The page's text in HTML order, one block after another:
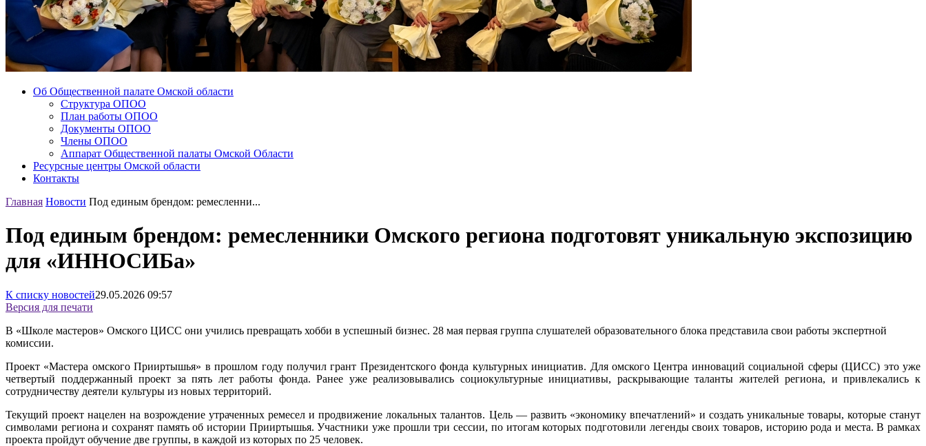
Об Общественной палате Омской области
Структура ОПОО
План работы ОПОО
Документы ОПОО
Члены ОПОО
Аппарат Общественной палаты Омской Области
Ресурсные центры Омской области
Контакты
Главная Новости Под единым брендом: ремесленни...
Под единым брендом: ремесленники Омского региона подготовят уникальную экспозицию
для «ИННОСИБа»
К списку новостей29.05.2026 09:57
Версия для печати
В «Школе мастеров» Омского ЦИСС они учились превращать хобби в успешный бизнес. 28 мая первая группа слушателей образовательного блока представила свои работы экспертной
комиссии.
Проект «Мастера омского Прииртышья» в прошлом году получил грант Президентского фонда культурных инициатив. Для омского Центра инноваций социальной сферы (ЦИСС) это уже
четвертый поддержанный проект за пять лет работы фонда. Ранее уже реализовывались социокультурные инициативы, раскрывающие таланты жителей региона, и привлекались к
сотрудничеству деятели культуры из новых территорий.
Текущий проект нацелен на возрождение утраченных ремесел и продвижение локальных талантов. Цель — развить «экономику впечатлений» и создать уникальные товары, которые станут
символами региона и сохранят память об истории Прииртышья. Участники уже прошли три сессии, по итогам которых подготовили легенды своих товаров, историю рода и места. В рамках
проекта пройдут обучение две группы, в каждой из которых по 25 человек.